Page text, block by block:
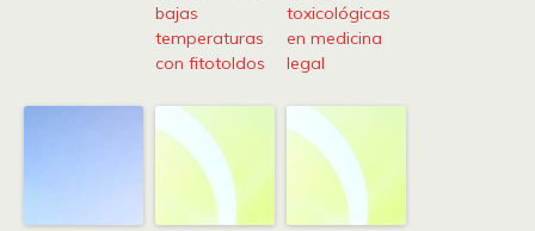
bajas
temperaturas
con fitotoldos
toxicológicas
en medicina
legal